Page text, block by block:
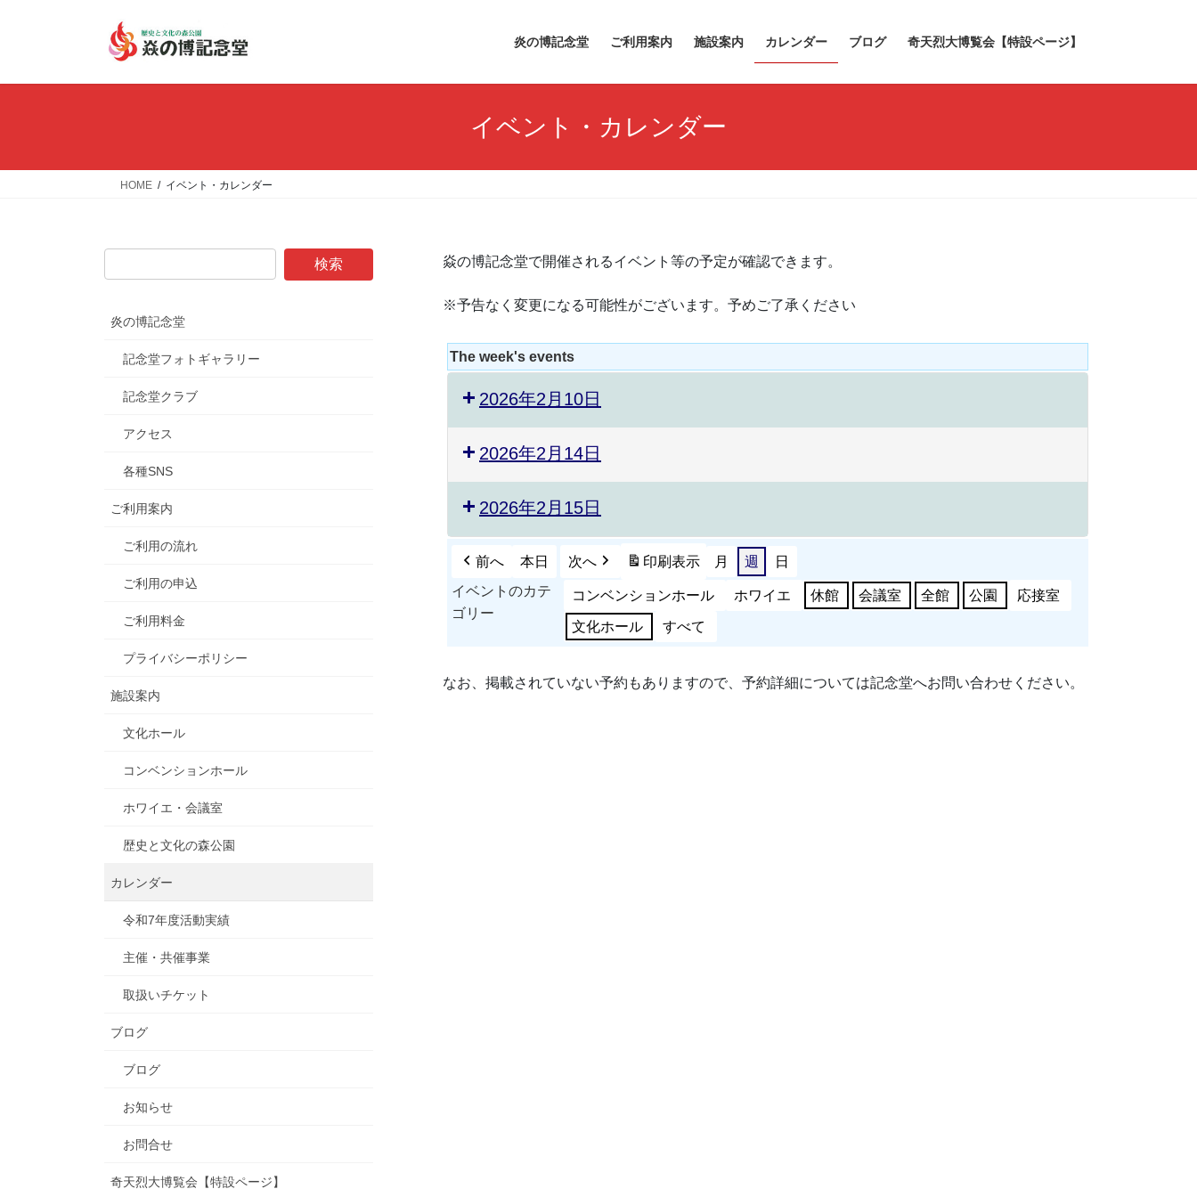
炎の博記念堂 ご利用案内 施設案内 カレンダー ブログ 奇天烈大博覧会【特設ページ】
イベント・カレンダー
HOME イベント・カレンダー
焱の博記念堂で開催されるイベント等の予定が確認できます。
※予告なく変更になる可能性がございます。予めご了承ください
The week's events
2026年2月10日
2026年2月14日
2026年2月15日
前へ 本日 次へ 印刷表示 月 週
日
イベントのカテ
ゴリー
コンベンションホール ホワイエ 休館 会議室 全館 公園 応接室
文化ホール すべて
なお、掲載されていない予約もありますので、予約詳細については記念堂へお問い合わせください。
炎の博記念堂
記念堂フォトギャラリー
記念堂クラブ
アクセス
各種SNS
ご利用案内
ご利用の流れ
ご利用の申込
ご利用料金
プライバシーポリシー
施設案内
文化ホール
コンベンションホール
ホワイエ・会議室
歴史と文化の森公園
カレンダー
令和7年度活動実績
主催・共催事業
取扱いチケット
ブログ
ブログ
お知らせ
お問合せ
奇天烈大博覧会【特設ページ】